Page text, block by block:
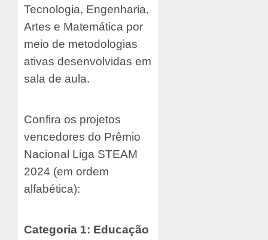
Tecnologia, Engenharia,
Artes e Matemática por
meio de metodologias
ativas desenvolvidas em
sala de aula.
Confira os projetos
vencedores do Prêmio
Nacional Liga STEAM
2024 (em ordem
alfabética):
Categoria 1: Educação